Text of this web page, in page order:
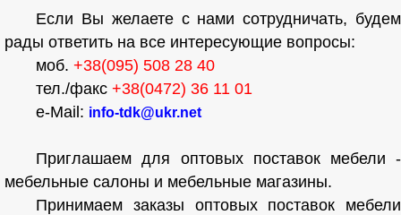
Если Вы желаете с нами сотрудничать, будем
рады ответить на все интересующие вопросы:
моб.+38(095) 508 28 40
тел./факс+38(0472) 36 11 01
e-Mail: info-tdk@ukr.net
Приглашаем для оптовых поставок мебели -
мебельные салоны и мебельные магазины.
Принимаем заказы оптовых поставок мебели